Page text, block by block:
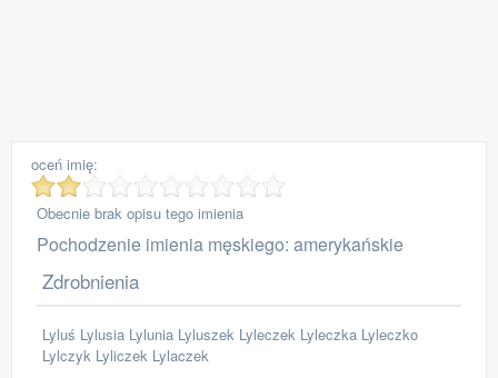
oceń imię:
Obecnie brak opisu tego imienia
Pochodzenie imienia męskiego: amerykańskie
Zdrobnienia
Lyluś Lylusia Lylunia Lyluszek Lyleczek Lyleczka Lyleczko
Lylczyk Lyliczek Lylaczek